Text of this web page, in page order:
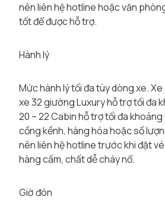
nên liên hệ hotline hoặc văn
tốt để được hỗ trợ.
Hành lý
Mức hành lý tối đa tùy dòng xe.
xe 32 giường Luxury hỗ trợ tối đa
20 – 22 Cabin hỗ trợ tối đa
cồng kềnh, hàng hóa hoặc số
nên liên hệ hotline trước khi đặt
hàng cấm, chất dễ cháy nổ.
Giờ đón